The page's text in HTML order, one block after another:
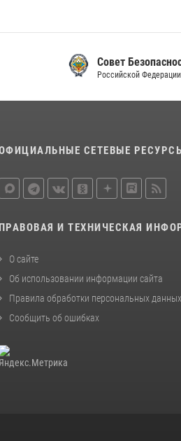
Контроль-
Российской
СЕТЕВЫЕ
ПРАВОВАЯ И ТЕХНИЧЕСКАЯ
О сайте
Об использовании информации сайта
Правила обработки персональных данных
Сообщить об ошибках